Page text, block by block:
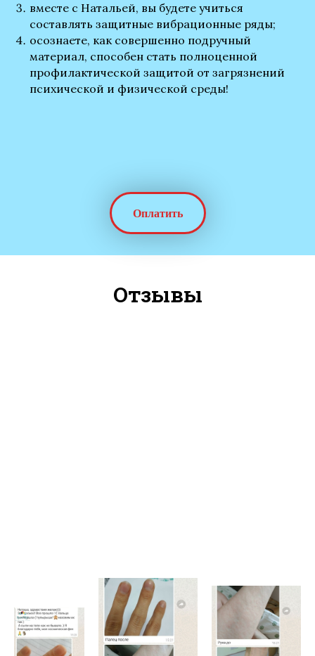
вместе с Натальей, вы будете учиться
составлять защитные вибрационные ряды;
осознаете, как совершенно подручный
материал, способен стать полноценной
профилактической защитой от загрязнений
психической и физической среды!
Оплатить
Отзывы